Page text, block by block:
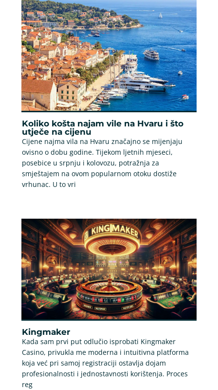
Koliko košta najam vile na Hvaru i što
utječe na cijenu
Cijene najma vila na Hvaru značajno se mijenjaju
ovisno o dobu godine. Tijekom ljetnih mjeseci,
posebice u srpnju i kolovozu, potražnja za
smještajem na ovom popularnom otoku dostiže
vrhunac. U to vri
Kingmaker
Kada sam prvi put odlučio isprobati Kingmaker
Casino, privukla me moderna i intuitivna platforma
koja već pri samoj registraciji ostavlja dojam
profesionalnosti i jednostavnosti korištenja. Proces
reg